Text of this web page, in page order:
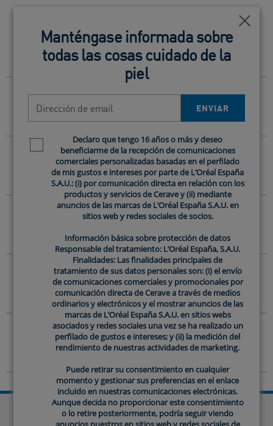
FAQ
¿CUÁLES SON LOS BENEFICIOS DEL SÉRUM
RETINOL SKIN RENEWING?
¿ES ESTE SÉRUM DE RETINOL APTO PARA
PIEL SENSIBLE?
¿CÓMO DEBO INCLUIR EL RETINOL EN MI
RUTINA DE NOCHE?
¿SIRVE ESTE SÉRUM PARA ELIMINAR MARCAS
DE ACNÉ?
¿PUEDO COMBINAR ESTE SÉRUM DE RETINOL
CON VITAMINA C?
Cerca
Manténgase informada sobre
todas las cosas cuidado de la
piel
ENVIAR
Newsletter policyDeclaro que tengo 16 años o más y deseo
beneficiarme de la recepción de comunicaciones
comerciales personalizadas basadas en el perfilado
de mis gustos e intereses por parte de L’Oréal España
S.A.U.: (i) por comunicación directa en relación con los
productos y servicios de Cerave y (ii) mediante
anuncios de las marcas de L’Oréal España S.A.U. en
sitios web y redes sociales de socios.
Información básica sobre protección de datos
Responsable del tratamiento: L’Oréal España, S.A.U.
Finalidades: Las finalidades principales de
tratamiento de sus datos personales son: (i) el envío
de comunicaciones comerciales y promocionales por
comunicación directa de Cerave a través de medios
ordinarios y electrónicos y el mostrar anuncios de las
marcas de L’Oréal España S.A.U. en sitios webs
asociados y redes sociales una vez se ha realizado un
perfilado de gustos e intereses; y (ii) la medición del
rendimiento de nuestras actividades de marketing.
Puede retirar su consentimiento en cualquier
momento y gestionar sus preferencias en el enlace
incluido en nuestras comunicaciones electrónicas.
Aunque decida no proporcionar este consentimiento
o lo retire posteriormente, podría seguir viendo
Cerca
Manténgase informada sobre
todas las cosas cuidado de la
piel
ENVIAR
Newsletter policyDeclaro que tengo 16 años o más y deseo
beneficiarme de la recepción de comunicaciones
comerciales personalizadas basadas en el perfilado
de mis gustos e intereses por parte de L’Oréal España
S.A.U.: (i) por comunicación directa en relación con los
productos y servicios de Cerave y (ii) mediante
anuncios de las marcas de L’Oréal España S.A.U. en
sitios web y redes sociales de socios.
Información básica sobre protección de datos
Responsable del tratamiento: L’Oréal España, S.A.U.
Finalidades: Las finalidades principales de
tratamiento de sus datos personales son: (i) el envío
de comunicaciones comerciales y promocionales por
comunicación directa de Cerave a través de medios
ordinarios y electrónicos y el mostrar anuncios de las
marcas de L’Oréal España S.A.U. en sitios webs
asociados y redes sociales una vez se ha realizado un
perfilado de gustos e intereses; y (ii) la medición del
rendimiento de nuestras actividades de marketing.
Puede retirar su consentimiento en cualquier
momento y gestionar sus preferencias en el enlace
incluido en nuestras comunicaciones electrónicas.
Aunque decida no proporcionar este consentimiento
o lo retire posteriormente, podría seguir viendo